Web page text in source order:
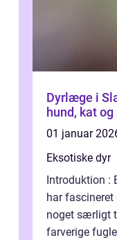
Dyrlæge i
hund, kat
01 januar
Eksotiske dyr
Introduktion :
har fascineret
noget særligt
farverige